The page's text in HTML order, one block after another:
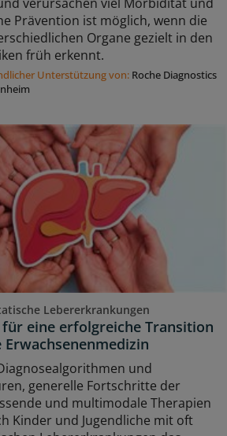
Prävention ist möglich, wenn die
Organe gezielt in den
früh erkennt.
Unterstützung von: Roche Diagnostics
Lebererkrankungen
eine erfolgreiche Transition
und
generelle Fortschritte der
und multimodale Therapien
Kinder und Jugendliche mit oft